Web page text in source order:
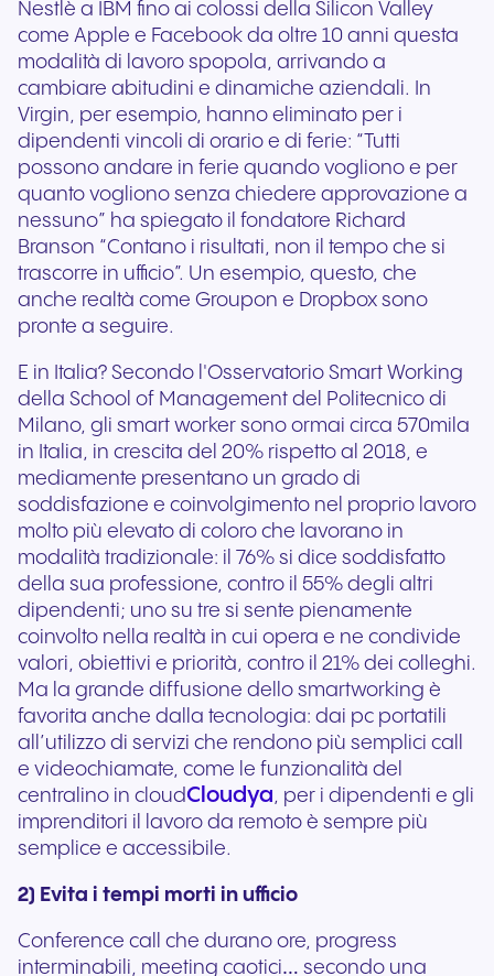
Nestlè a IBM fino ai colossi della Silicon Valley
come Apple e Facebook da oltre 10 anni questa
modalità di lavoro spopola, arrivando a
cambiare abitudini e dinamiche aziendali. In
Virgin, per esempio, hanno eliminato per i
dipendenti vincoli di orario e di ferie: “Tutti
possono andare in ferie quando vogliono e per
quanto vogliono senza chiedere approvazione a
nessuno” ha spiegato il fondatore Richard
Branson “Contano i risultati, non il tempo che si
trascorre in ufficio”. Un esempio, questo, che
anche realtà come Groupon e Dropbox sono
pronte a seguire.
E in Italia? Secondo l'Osservatorio Smart Working
della School of Management del Politecnico di
Milano, gli smart worker sono ormai circa 570mila
in Italia, in crescita del 20% rispetto al 2018, e
mediamente presentano un grado di
soddisfazione e coinvolgimento nel proprio lavoro
molto più elevato di coloro che lavorano in
modalità tradizionale: il 76% si dice soddisfatto
della sua professione, contro il 55% degli altri
dipendenti; uno su tre si sente pienamente
coinvolto nella realtà in cui opera e ne condivide
valori, obiettivi e priorità, contro il 21% dei colleghi.
Ma la grande diffusione dello smartworking è
favorita anche dalla tecnologia: dai pc portatili
all’utilizzo di servizi che rendono più semplici call
e videochiamate, come le funzionalità del
centralino in cloudCloudya, per i dipendenti e gli
imprenditori il lavoro da remoto è sempre più
semplice e accessibile.
2) Evita i tempi morti in ufficio
Conference call che durano ore, progress
interminabili, meeting caotici… secondo una